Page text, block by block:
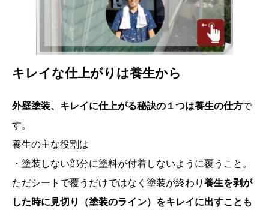
キレイな仕上がりは養生から
外壁塗装、キレイに仕上がる秘訣の１つは養生の仕方で
す。
養生の主な役割は
・塗装しない部分に塗料が付着しないように覆うこと。
ただシートで覆うだけではなく塗装が終わり 養生を剥が
した時に見切り（塗装のライン）をキレイに出すことも